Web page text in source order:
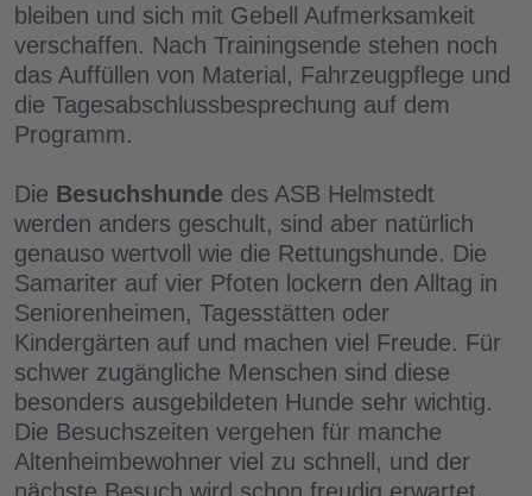
bleiben und sich mit Gebell Aufmerksamkeit
verschaffen. Nach Trainingsende stehen noch
das Auffüllen von Material, Fahrzeugpflege und
die Tagesabschlussbesprechung auf dem
Programm.
Die Besuchshunde des ASB Helmstedt
werden anders geschult, sind aber natürlich
genauso wertvoll wie die Rettungshunde. Die
Samariter auf vier Pfoten lockern den Alltag in
Seniorenheimen, Tagesstätten oder
Kindergärten auf und machen viel Freude. Für
schwer zugängliche Menschen sind diese
besonders ausgebildeten Hunde sehr wichtig.
Die Besuchszeiten vergehen für manche
Altenheimbewohner viel zu schnell, und der